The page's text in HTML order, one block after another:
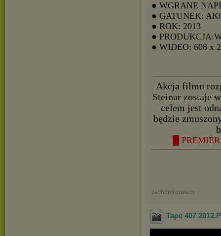
● WGRANE
● GATUNEK:
● ROK: 2013
●
● WIDEO: 608 x
Akcja filmu
Steinar zostaje
celem jest
będzie
█
zachomikowany
Tape 407